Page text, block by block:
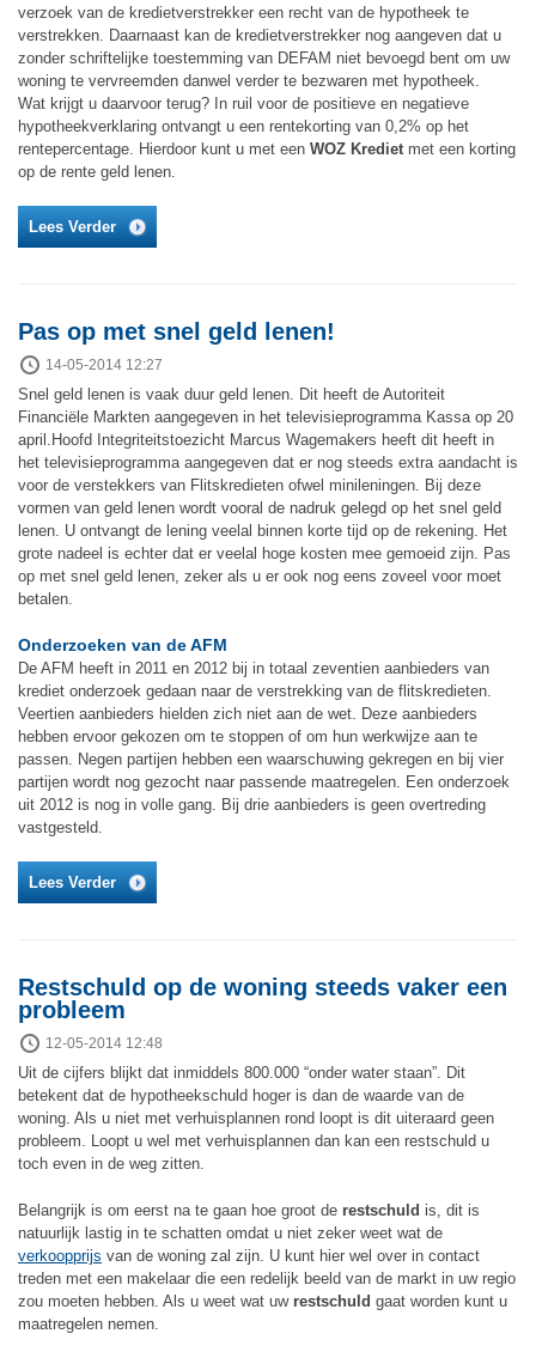
verzoek van de kredietverstrekker een recht van de hypotheek te
verstrekken. Daarnaast kan de kredietverstrekker nog aangeven dat u
zonder schriftelijke toestemming van DEFAM niet bevoegd bent om uw
woning te vervreemden danwel verder te bezwaren met hypotheek.
Wat krijgt u daarvoor terug? In ruil voor de positieve en negatieve
hypotheekverklaring ontvangt u een rentekorting van 0,2% op het
rentepercentage. Hierdoor kunt u met een WOZ Krediet met een korting
op de rente geld lenen.
Lees Verder
Pas op met snel geld lenen!
14-05-2014 12:27
Snel geld lenen is vaak duur geld lenen. Dit heeft de Autoriteit
Financiële Markten aangegeven in het televisieprogramma Kassa op 20
april.Hoofd Integriteitstoezicht Marcus Wagemakers heeft dit heeft in
het televisieprogramma aangegeven dat er nog steeds extra aandacht is
voor de verstekkers van Flitskredieten ofwel minileningen. Bij deze
vormen van geld lenen wordt vooral de nadruk gelegd op het snel geld
lenen. U ontvangt de lening veelal binnen korte tijd op de rekening. Het
grote nadeel is echter dat er veelal hoge kosten mee gemoeid zijn. Pas
op met snel geld lenen, zeker als u er ook nog eens zoveel voor moet
betalen.
Onderzoeken van de AFM
De AFM heeft in 2011 en 2012 bij in totaal zeventien aanbieders van
krediet onderzoek gedaan naar de verstrekking van de flitskredieten.
Veertien aanbieders hielden zich niet aan de wet. Deze aanbieders
hebben ervoor gekozen om te stoppen of om hun werkwijze aan te
passen. Negen partijen hebben een waarschuwing gekregen en bij vier
partijen wordt nog gezocht naar passende maatregelen. Een onderzoek
uit 2012 is nog in volle gang. Bij drie aanbieders is geen overtreding
vastgesteld.
Lees Verder
Restschuld op de woning steeds vaker een
probleem
12-05-2014 12:48
Uit de cijfers blijkt dat inmiddels 800.000 “onder water staan”. Dit
betekent dat de hypotheekschuld hoger is dan de waarde van de
woning. Als u niet met verhuisplannen rond loopt is dit uiteraard geen
probleem. Loopt u wel met verhuisplannen dan kan een restschuld u
toch even in de weg zitten.
Belangrijk is om eerst na te gaan hoe groot de restschuld is, dit is
natuurlijk lastig in te schatten omdat u niet zeker weet wat de
verkoopprijs van de woning zal zijn. U kunt hier wel over in contact
treden met een makelaar die een redelijk beeld van de markt in uw regio
zou moeten hebben. Als u weet wat uw restschuld gaat worden kunt u
maatregelen nemen.